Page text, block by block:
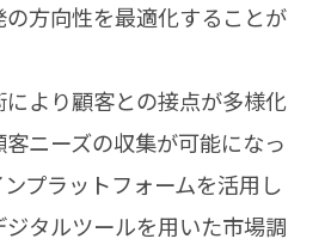
の方向性を最適化することが
より顧客との接点が多様化
ニーズの収集が可能になっ
プラットフォームを活用し
タルツールを用いた市場調